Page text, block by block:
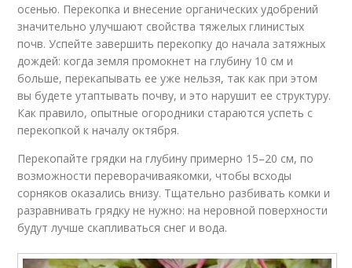
осенью. Перекопка и внесение органических удобрений
значительно улучшают свойства тяжелых глинистых
почв. Успейте завершить перекопку до начала затяжных
дождей: когда земля промокнет на глубину 10 см и
больше, перекапывать ее уже нельзя, так как при этом
вы будете утаптывать почву, и это нарушит ее структуру.
Как правило, опытные огородники стараются успеть с
перекопкой к началу октября.
Перекопайте грядки на глубину примерно 15–20 см, по
возможности переворачиваякомки, чтобы всходы
сорняков оказались внизу. Тщательно разбивать комки и
разравнивать грядку не нужно: на неровной поверхности
будут лучше скапливаться снег и вода.